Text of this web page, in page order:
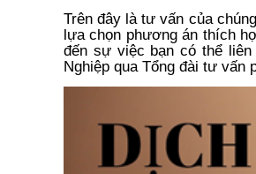
Trên đây là tư vấn của
lựa chọn phương án thích
đến sự việc bạn có thể
Nghiệp qua Tổng đài tư vấn